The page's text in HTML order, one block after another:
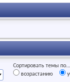
Сортировать темы по...
возрастанию